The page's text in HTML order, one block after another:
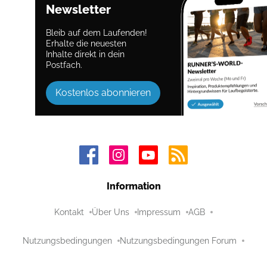
Newsletter
Bleib auf dem Laufenden!
Erhalte die neuesten
Inhalte direkt in dein
Postfach.
Kostenlos abonnieren
Information
Kontakt Über Uns Impressum AGB
Nutzungsbedingungen Nutzungsbedingungen Forum